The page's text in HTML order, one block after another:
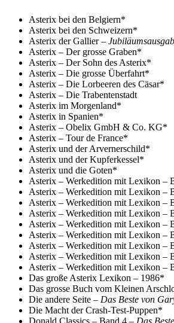
Asterix bei den Belgiern*
Asterix bei den Schweizern*
Asterix der Gallier –
Asterix – Der grosse Graben*
Asterix – Der Sohn des Asterix*
Asterix – Die grosse Überfahrt*
Asterix – Die Lorbeeren des Cäsar*
Asterix – Die Trabentenstadt
Asterix im Morgenland*
Asterix in Spanien*
Asterix – Obelix GmbH & Co. KG*
Asterix – Tour de France*
Asterix und der Arvernerschild*
Asterix und der Kupferkessel*
Asterix und die Goten*
Asterix – Werkedition mit Lexikon –
Asterix – Werkedition mit Lexikon –
Asterix – Werkedition mit Lexikon –
Asterix – Werkedition mit Lexikon –
Asterix – Werkedition mit Lexikon –
Asterix – Werkedition mit Lexikon –
Asterix – Werkedition mit Lexikon –
Asterix – Werkedition mit Lexikon –
Asterix – Werkedition mit Lexikon –
Das große Asterix Lexikon – 1986*
Das grosse Buch vom Kleinen
Die andere Seite – Das Beste von
Die Macht der Crash-Test-Puppen*